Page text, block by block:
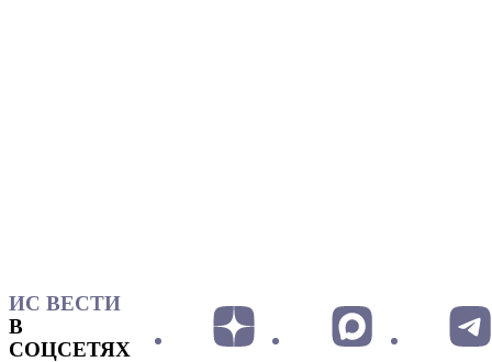
ИС ВЕСТИ
В
СОЦСЕТЯХ